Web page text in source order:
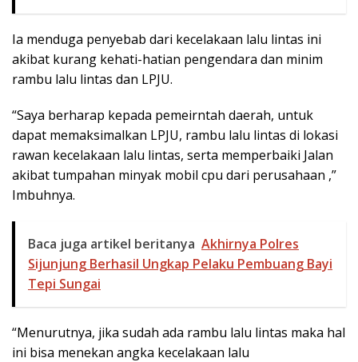
Ia menduga penyebab dari kecelakaan lalu lintas ini
akibat kurang kehati-hatian pengendara dan minim
rambu lalu lintas dan LPJU.
“Saya berharap kepada pemeirntah daerah, untuk
dapat memaksimalkan LPJU, rambu lalu lintas di lokasi
rawan kecelakaan lalu lintas, serta memperbaiki Jalan
akibat tumpahan minyak mobil cpu dari perusahaan ,”
Imbuhnya.
Baca juga artikel beritanya Akhirnya Polres
Sijunjung Berhasil Ungkap Pelaku Pembuang Bayi
Tepi Sungai
“Menurutnya, jika sudah ada rambu lalu lintas maka hal
ini bisa menekan angka kecelakaan lalu